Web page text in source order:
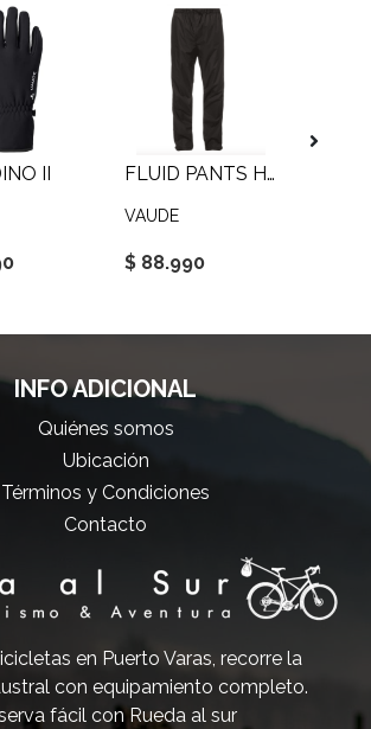
II FLUID PANTS HOMBRE
VAUDE
$ 88.990
INFO ADICIONAL
Quiénes somos
Ubicación
Términos y Condiciones
Contacto
en Puerto Varas, recorre la
con equipamiento completo.
fácil con Rueda al sur